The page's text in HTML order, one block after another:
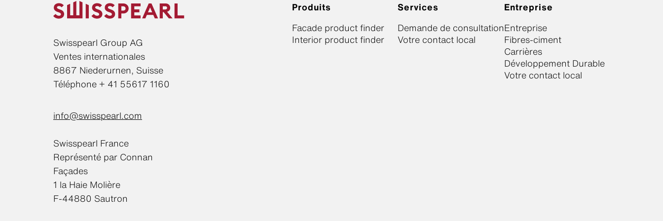
Swisspearl Group AG
Ventes internationales
8867 Niederurnen, Suisse
Téléphone + 41 55617 1160
info@swisspearl.com
Swisspearl France
Représenté par Connan
Façades
1 la Haie Molière
F-44880 Sautron
Produits
Facade product finder
Interior product finder
Services
Demande de consultation
Votre contact local
Entreprise
Entreprise
Fibres-ciment
Carrières
Développement Durable
Votre contact local